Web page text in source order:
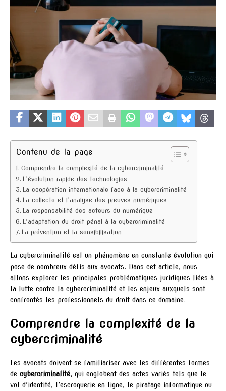
Contenu de la page
Comprendre la complexité de la cybercriminalité
L’évolution rapide des technologies
La coopération internationale face à la cybercriminalité
La collecte et l’analyse des preuves numériques
La responsabilité des acteurs du numérique
L’adaptation du droit pénal à la cybercriminalité
La prévention et la sensibilisation
La cybercriminalité est un phénomène en constante évolution qui
pose de nombreux défis aux avocats. Dans cet article, nous
allons explorer les principales problématiques juridiques liées à
la lutte contre la cybercriminalité et les enjeux auxquels sont
confrontés les professionnels du droit dans ce domaine.
Comprendre la complexité de la
cybercriminalité
Les avocats doivent se familiariser avec les différentes formes
de cybercriminalité, qui englobent des actes variés tels que le
vol d’identité, l’escroquerie en ligne, le piratage informatique ou